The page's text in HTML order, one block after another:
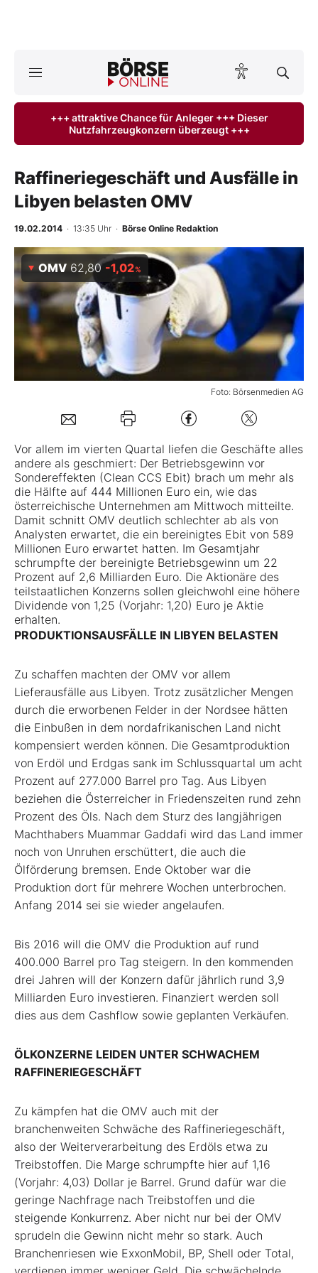
Anlageprodukte
Finanz-Check
Abo & Shop
Experten
Mein B:O
Mein Konto
Kontakt
+++ attraktive Chance für Anleger +++ Dieser
Nutzfahrzeugkonzern überzeugt +++
Raffineriegeschäft und Ausfälle in
Libyen belasten OMV
19.02.2014 · 13:35 Uhr · Börse Online Redaktion
Foto: Börsenmedien AG
OMV 62,80 -1,02%
Vor allem im vierten Quartal liefen die Geschäfte alles
andere als geschmiert: Der Betriebsgewinn vor
Sondereffekten (Clean CCS Ebit) brach um mehr als
die Hälfte auf 444 Millionen Euro ein, wie das
österreichische Unternehmen am Mittwoch mitteilte.
Damit schnitt OMV deutlich schlechter ab als von
Analysten erwartet, die ein bereinigtes Ebit von 589
Millionen Euro erwartet hatten. Im Gesamtjahr
schrumpfte der bereinigte Betriebsgewinn um 22
Prozent auf 2,6 Milliarden Euro. Die Aktionäre des
teilstaatlichen Konzerns sollen gleichwohl eine höhere
Dividende von 1,25 (Vorjahr: 1,20) Euro je Aktie
erhalten.
PRODUKTIONSAUSFÄLLE IN LIBYEN BELASTEN
Zu schaffen machten der OMV vor allem
Lieferausfälle aus Libyen. Trotz zusätzlicher Mengen
durch die erworbenen Felder in der Nordsee hätten
die Einbußen in dem nordafrikanischen Land nicht
kompensiert werden können. Die Gesamtproduktion
von Erdöl und Erdgas sank im Schlussquartal um acht
Prozent auf 277.000 Barrel pro Tag. Aus Libyen
beziehen die Österreicher in Friedenszeiten rund zehn
Prozent des Öls. Nach dem Sturz des langjährigen
Machthabers Muammar Gaddafi wird das Land immer
noch von Unruhen erschüttert, die auch die
Ölförderung bremsen. Ende Oktober war die
Produktion dort für mehrere Wochen unterbrochen.
Anfang 2014 sei sie wieder angelaufen.
Bis 2016 will die OMV die Produktion auf rund
400.000 Barrel pro Tag steigern. In den kommenden
drei Jahren will der Konzern dafür jährlich rund 3,9
Milliarden Euro investieren. Finanziert werden soll
dies aus dem Cashflow sowie geplanten Verkäufen.
ÖLKONZERNE LEIDEN UNTER SCHWACHEM
RAFFINERIEGESCHÄFT
Zu kämpfen hat die OMV auch mit der
branchenweiten Schwäche des Raffineriegeschäft,
also der Weiterverarbeitung des Erdöls etwa zu
Treibstoffen. Die Marge schrumpfte hier auf 1,16
(Vorjahr: 4,03) Dollar je Barrel. Grund dafür war die
geringe Nachfrage nach Treibstoffen und die
steigende Konkurrenz. Aber nicht nur bei der OMV
sprudeln die Gewinn nicht mehr so stark. Auch
Branchenriesen wie ExxonMobil, BP, Shell oder Total,